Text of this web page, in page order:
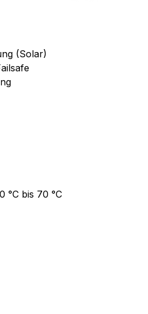
(Solar)
°C bis 70 °C